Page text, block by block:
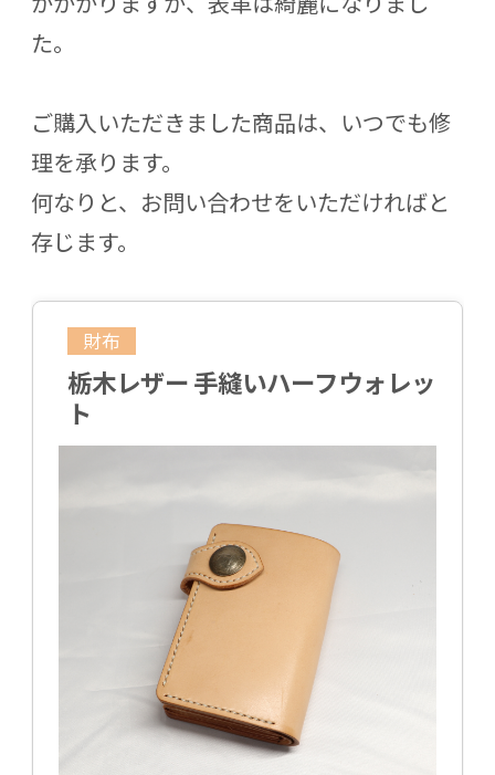
た。
ご購入いただきました商品は、いつでも修
理を承ります。
何なりと、お問い合わせをいただければと
存じます。
財布
栃木レザー 手縫いハーフウォレッ
ト